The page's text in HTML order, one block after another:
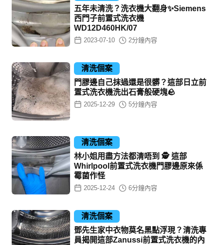
五年未清洗？洗衣機大翻身✨Siemens
西門子前置式洗衣機
WD12D460HK/07
2023-07-10 2分鐘內容
清洗個案
門膠邊自己抹過還是很髒？這部日立前
置式洗衣機洗出石膏般硬塊🪨
2025-12-29 5分鐘內容
清洗個案
林小姐用盡方法都清唔到 🕵️ 這部
Whirlpool前置式洗衣機門膠邊原來係
霉菌作怪
2025-12-24 6分鐘內容
清洗個案
鄧先生家中衣物莫名黑點浮現？清洗專
員揭開這部Zanussi前置式洗衣機的內